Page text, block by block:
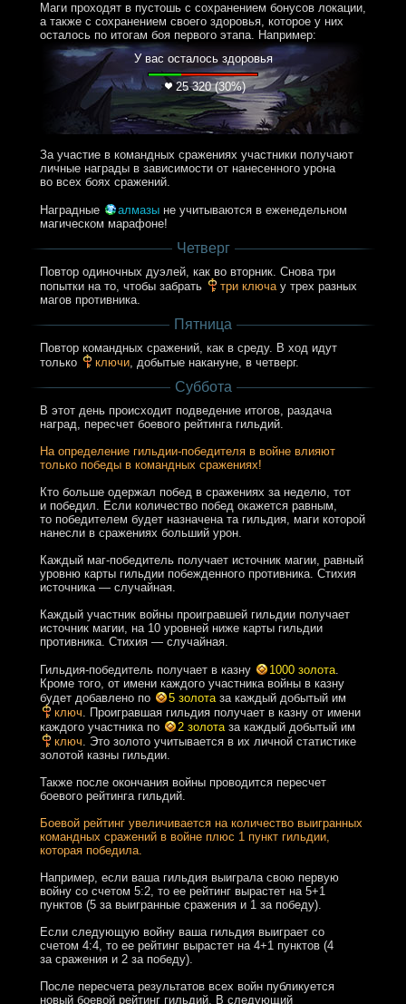
Маги проходят в пустошь с сохранением бонусов локации,
а также с сохранением своего здоровья, которое у них
осталось по итогам боя первого этапа. Например:
У вас осталось здоровья
25 320 (30%)
За участие в командных сражениях участники получают
личные награды в зависимости от нанесенного урона
во всех боях сражений.
Наградные алмазы не учитываются в еженедельном
магическом марафоне!
Четверг
Повтор одиночных дуэлей, как во вторник. Снова три
попытки на то, чтобы забрать
три ключау трех разных
магов противника.
Пятница
Повтор командных сражений, как в среду. В ход идут
только
ключи, добытые накануне, в четверг.
Суббота
В этот день происходит подведение итогов, раздача
наград, пересчет боевого рейтинга гильдий.
На определение гильдии-победителя в войне влияют
только победы в командных сражениях!
Кто больше одержал побед в сражениях за неделю, тот
и победил. Если количество побед окажется равным,
то победителем будет назначена та гильдия, маги которой
нанесли в сражениях больший урон.
Каждый маг-победитель получает источник магии, равный
уровню карты гильдии побежденного противника. Стихия
источника — случайная.
Каждый участник войны проигравшей гильдии получает
источник магии, на 10 уровней ниже карты гильдии
противника. Стихия — случайная.
Гильдия-победитель получает в казну 1000 золота.
Кроме того, от имени каждого участника войны в казну
будет добавлено по
5 золотаза каждый добытый им
ключ. Проигравшая гильдия получает в казну от имени
каждого участника по
2 золотаза каждый добытый им
ключ. Это золото учитывается в их личной статистике
золотой казны гильдии.
Также после окончания войны проводится пересчет
боевого рейтинга гильдий.
Боевой рейтинг увеличивается на количество выигранных
командных сражений в войне плюс 1 пункт гильдии,
которая победила.
Например, если ваша гильдия выиграла свою первую
войну со счетом 5:2, то ее рейтинг вырастет на 5+1
пунктов (5 за выигранные сражения и 1 за победу).
Если следующую войну ваша гильдия выиграет со
счетом 4:4, то ее рейтинг вырастет на 4+1 пунктов (4
за сражения и 2 за победу).
После пересчета результатов всех войн публикуется
новый боевой рейтинг гильдий. В следующий